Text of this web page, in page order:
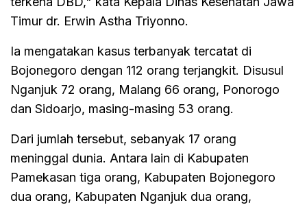
Timur dr. Erwin Astha Triyonno.
Ia mengatakan kasus terbanyak tercatat di
Bojonegoro dengan 112 orang terjangkit. Disusul
Nganjuk 72 orang, Malang 66 orang, Ponorogo
dan Sidoarjo, masing-masing 53 orang.
Dari jumlah tersebut, sebanyak 17 orang
meninggal dunia. Antara lain di Kabupaten
Pamekasan tiga orang, Kabupaten Bojonegoro
dua orang, Kabupaten Nganjuk dua orang,